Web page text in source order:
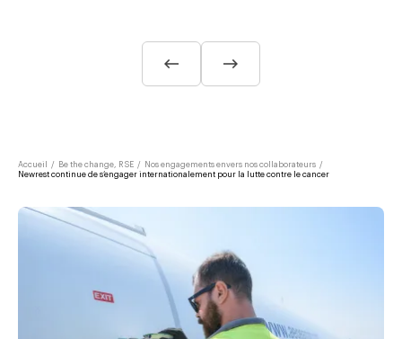
Accueil / Be the change, RSE / Nos engagements envers nos collaborateurs /
Newrest continue de s’engager internationalement pour la lutte contre le cancer